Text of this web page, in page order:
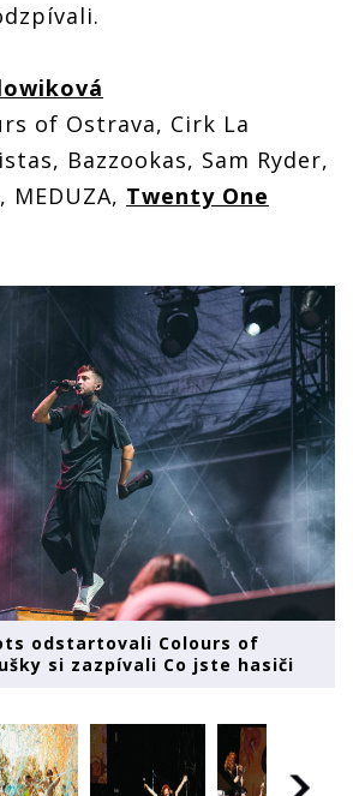
of Ostrava, Cirk La
Bazzookas, Sam Ryder,
MEDUZA, Twenty One
odstartovali Colours of
si zazpívali Co jste hasiči